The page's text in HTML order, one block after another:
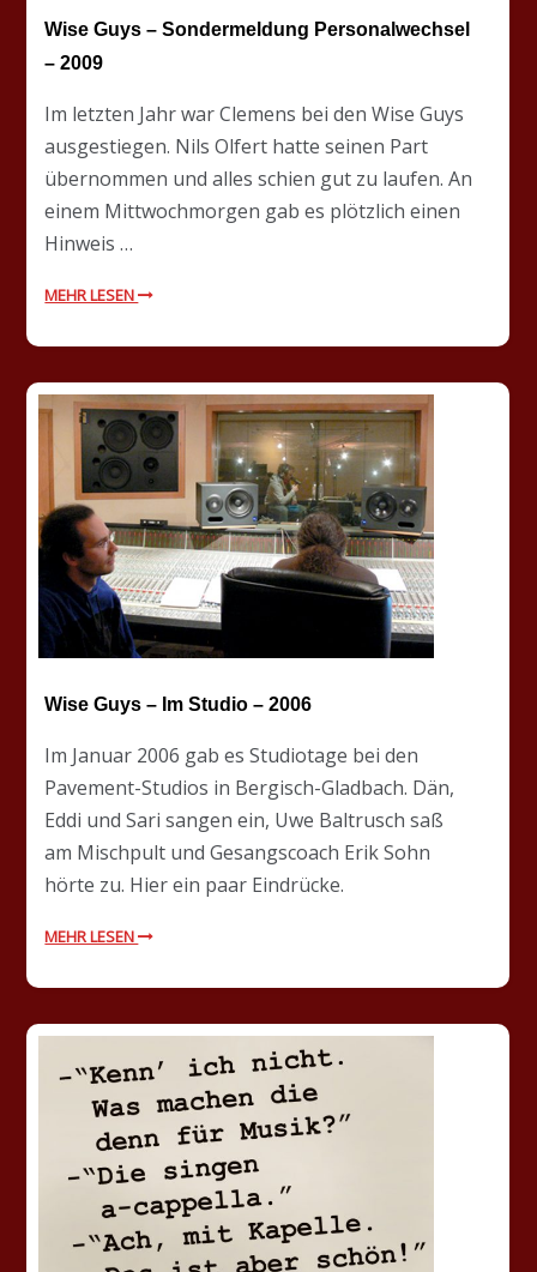
Wise Guys – Sondermeldung Personalwechsel
– 2009
Im letzten Jahr war Clemens bei den Wise Guys
ausgestiegen. Nils Olfert hatte seinen Part
übernommen und alles schien gut zu laufen. An
einem Mittwochmorgen gab es plötzlich einen
Hinweis …
MEHR LESEN
Wise Guys – Im Studio – 2006
Im Januar 2006 gab es Studiotage bei den
Pavement-Studios in Bergisch-Gladbach. Dän,
Eddi und Sari sangen ein, Uwe Baltrusch saß
am Mischpult und Gesangscoach Erik Sohn
hörte zu. Hier ein paar Eindrücke.
MEHR LESEN